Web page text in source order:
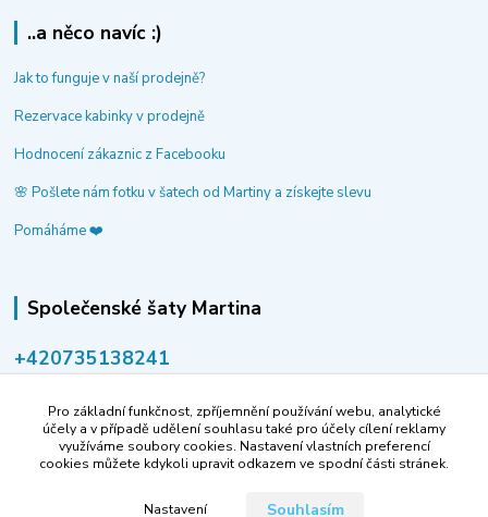
..a něco navíc :)
Jak to funguje v naší prodejně?
Rezervace kabinky v prodejně
Hodnocení zákaznic z Facebooku
🌸 Pošlete nám fotku v šatech od Martiny a získejte slevu
Pomáháme ❤️
Společenské šaty Martina
‭+420735138241
info@spolecenske-saty-martina.cz
Pro základní funkčnost, zpříjemnění používání webu, analytické
účely a v případě udělení souhlasu také pro účely cílení reklamy
využíváme soubory cookies. Nastavení vlastních preferencí
cookies můžete kdykoli upravit odkazem ve spodní části stránek.
Nastavení Souhlasím